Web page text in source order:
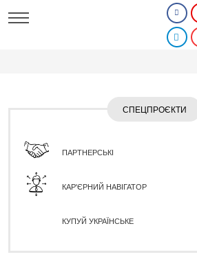
СПЕЦПРОЄКТИ
ПАРТНЕРСЬКІ
КАР'ЄРНИЙ НАВІГАТОР
КУПУЙ УКРАЇНСЬКЕ